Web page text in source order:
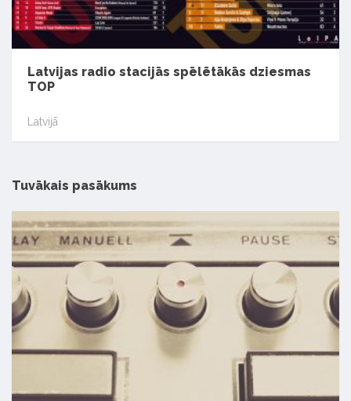
Latvijas radio stacijās spēlētākās dziesmas
TOP
Latvijā
Tuvākais pasākums